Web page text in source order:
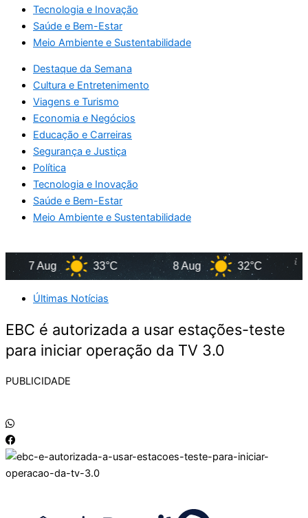
Tecnologia e Inovação
Saúde e Bem-Estar
Meio Ambiente e Sustentabilidade
Destaque da Semana
Cultura e Entretenimento
Viagens e Turismo
Economia e Negócios
Educação e Carreiras
Segurança e Justiça
Política
Tecnologia e Inovação
Saúde e Bem-Estar
Meio Ambiente e Sustentabilidade
7 Aug 33°C 8 Aug 32°C
Últimas Notícias
EBC é autorizada a usar estações-teste
para iniciar operação da TV 3.0
PUBLICIDADE